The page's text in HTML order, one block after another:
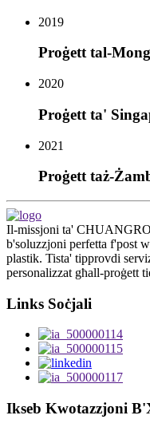
2019
Proġett tal-
2020
Proġett ta'
2021
Proġett taż-
Il-missjoni ta'
b'soluzzjoni perfetta f'post
plastik. Tista' tipprovdi
personalizzat għall-proġett
Links Soċjali
Ikseb Kwotazzjoni